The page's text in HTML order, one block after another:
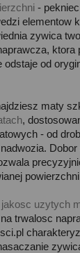
-
elementow
zywica
ktora
odstaje od
maty
,
- od
Dobor
jakosc uzytych
trwalosc